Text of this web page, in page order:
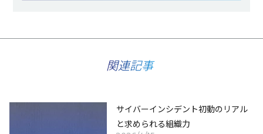
関連記事
サイバーインシデント初動のリアル
と求められる組織力